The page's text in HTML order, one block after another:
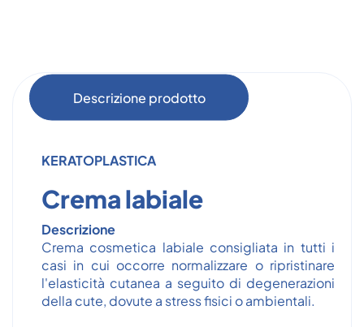
Descrizione prodotto
KERATOPLASTICA
Crema labiale
Descrizione
Crema cosmetica labiale consigliata in tutti i
casi in cui occorre normalizzare o ripristinare
l'elasticità cutanea a seguito di degenerazioni
della cute, dovute a stress fisici o ambientali.